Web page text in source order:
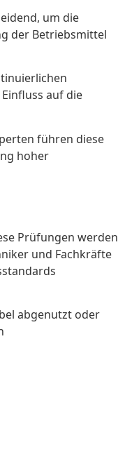
um die
der Betriebsmittel
auf die
führen diese
hoher
Prüfungen werden
und Fachkräfte
abgenutzt oder